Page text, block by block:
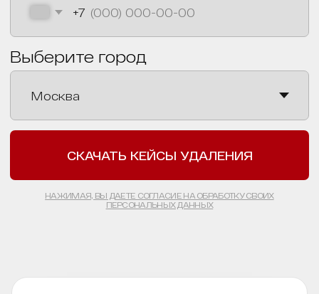
ПОСМОТРИТЕ КАК
ЛЮДИ УДАЛЯЮТ
ТАТУ И ТАТУАЖ В
НАШЕЙ КЛИНИКЕ
УДАЛЯЕМ ЛЮБЫЕ ТАТУ И ТАТУАЖ: ИСПОЛЬЗУЕМ
SPECTRA И CO₂ DEKA SMARTXIDE²